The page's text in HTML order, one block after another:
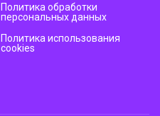
Политика обработки
персональных данных
Политика использования
cookies